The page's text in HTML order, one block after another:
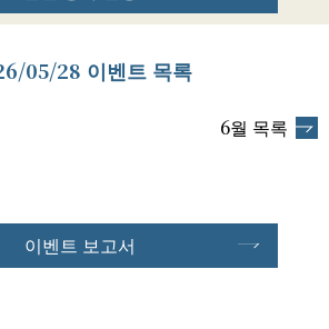
05/28 이벤트 목록
6월 목록
이벤트 보고서